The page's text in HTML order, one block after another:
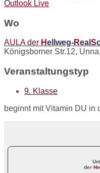
Outlook Live
Wo
AULA der Hellweg-Real S
Königsborner Str.12,
Veranstaltungstyp
9. Klasse
beginnt mit Vitamin DU in
der H